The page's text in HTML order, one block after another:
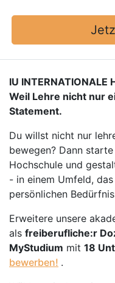
IU INTERNATIONALE
Weil Lehre nicht nur
Statement.
Du willst nicht nur
bewegen? Dann
Hochschule und
- in einem Umfeld,
persönlichen
Erweitere unsere
als freiberufliche:r
MyStudium mit 18
bewerben! .